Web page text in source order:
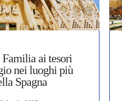
ai tesori
nei luoghi più
Spagna